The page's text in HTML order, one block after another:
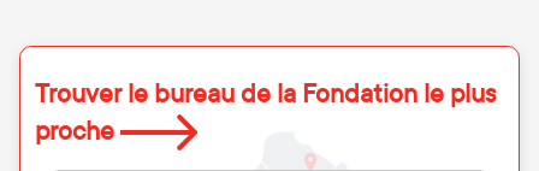
Trouver le bureau de la Fondation le plus
proche